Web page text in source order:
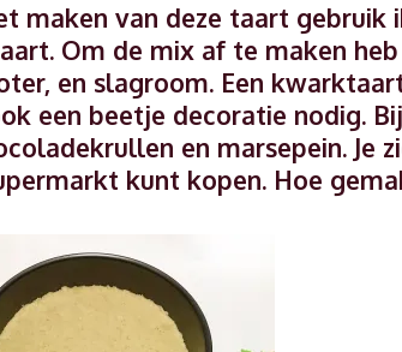
maken van deze taart
Om de mix af te maken
en slagroom. Een
een beetje decoratie nodig.
en marsepein. Je
kunt kopen. Hoe